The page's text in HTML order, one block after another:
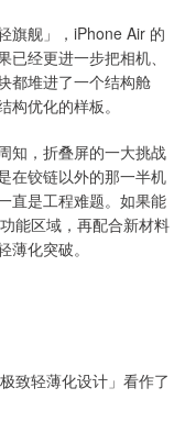
旗舰」，iPhone Air 的
经更进一步把相机、
都堆进了一个结构舱
优化的样板。
知，折叠屏的一大挑战
在铰链以外的那一半机
直是工程难题。如果能
能区域，再配合新材料
化突破。
致轻薄化设计」看作了